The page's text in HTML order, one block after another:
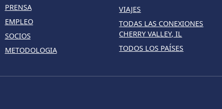
PRENSA
EMPLEO
SOCIOS
METODOLOGIA
VIAJES
TODAS LAS CONEXIONES
CHERRY VALLEY, IL
TODOS LOS PAÍSES